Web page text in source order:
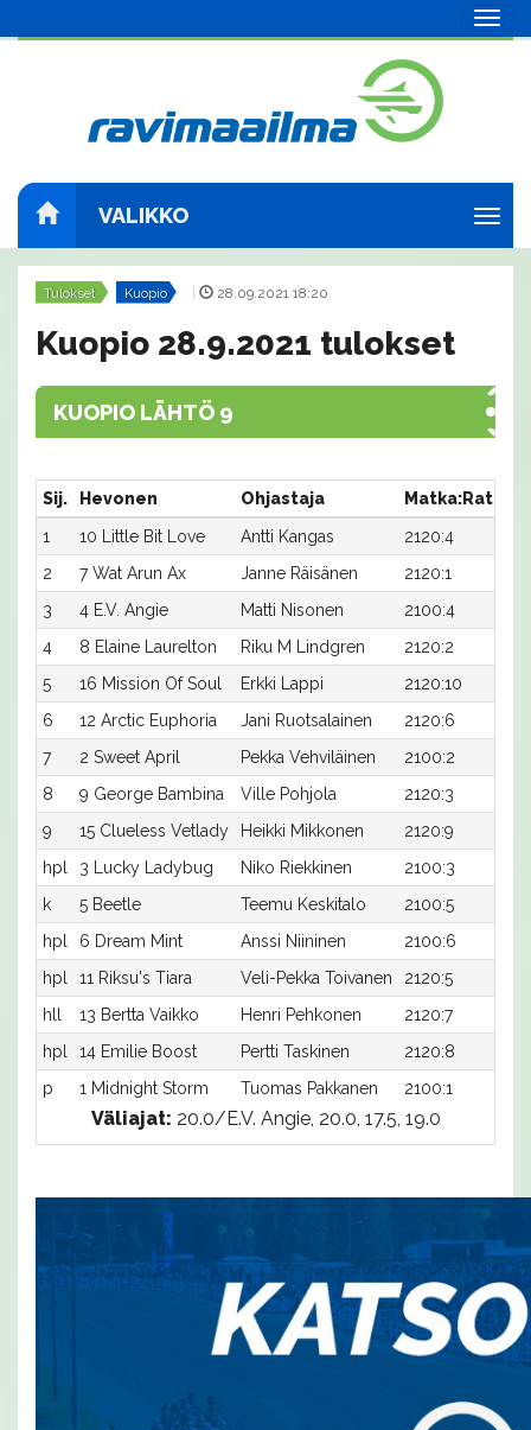
VALIKKO
Tulokset Kuopio 28.09.2021 18:20
Kuopio 28.9.2021 tulokset
KUOPIO LÄHTÖ 9
Sij. Hevonen Ohjastaja Matka:Rata
1
10 Little Bit Love Antti Kangas 2120:4
2
7 Wat Arun Ax Janne Räisänen 2120:1
3
4 E.V. Angie Matti Nisonen 2100:4
4
8 Elaine Laurelton Riku M Lindgren 2120:2
5
16 Mission Of Soul Erkki Lappi 2120:10
6
12 Arctic Euphoria Jani Ruotsalainen 2120:6
7
2 Sweet April Pekka Vehviläinen 2100:2
8
9 George Bambina Ville Pohjola 2120:3
9
15 Clueless Vetlady Heikki Mikkonen 2120:9
hpl
3 Lucky Ladybug Niko Riekkinen 2100:3
k
5 Beetle Teemu Keskitalo 2100:5
hpl
6 Dream Mint Anssi Niininen 2100:6
hpl
11 Riksu's Tiara Veli-Pekka Toivanen 2120:5
hll
13 Bertta Vaikko Henri Pehkonen 2120:7
hpl
14 Emilie Boost Pertti Taskinen 2120:8
p
1 Midnight Storm Tuomas Pakkanen 2100:1
Väliajat: 20.0/E.V. Angie, 20.0, 17.5, 19.0